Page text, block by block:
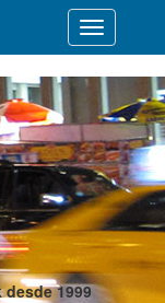
1999
Desplegar